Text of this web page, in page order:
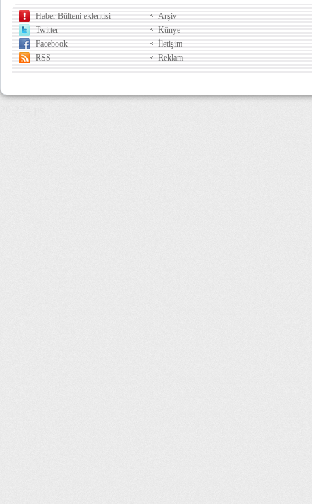
Haber Bülteni eklentisi
Twitter
Facebook
RSS
Arşiv
Künye
İletişim
Reklam